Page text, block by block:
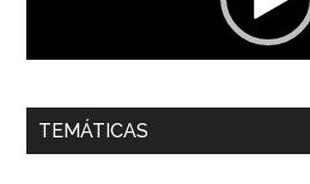
00:00
Dra. Carolina Corcho Mejía,
TEMÁTICAS